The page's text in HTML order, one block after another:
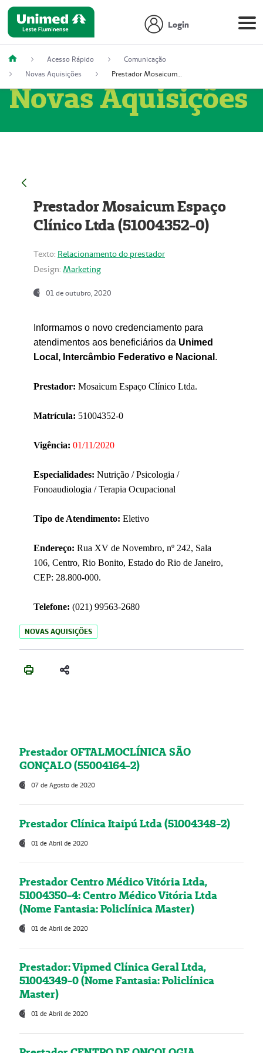
Login
Acesso Rápido
Comunicação
Novas Aquisições
Prestador Mosaicum Espaço Clínico Ltda (51004352-0)
Novas Aquisições
Prestador Mosaicum Espaço
Clínico Ltda (51004352-0)
Texto: Relacionamento do prestador
Design: Marketing
01 de outubro, 2020
Informamos o novo credenciamento para
atendimentos aos beneficiários da Unimed
Local, Intercâmbio Federativo e Nacional .
Prestador: Mosaicum Espaço Clínico Ltda.
Matrícula: 51004352-0
Vigência: 01/11/2020
Especialidades: Nutrição / Psicologia /
Fonoaudiologia / Terapia Ocupacional
Tipo de Atendimento: Eletivo
Endereço: Rua XV de Novembro, nº 242, Sala
106, Centro, Rio Bonito, Estado do Rio de Janeiro,
CEP: 28.800-000.
Telefone: (021) 99563-2680
NOVAS AQUISIÇÕES
Prestador OFTALMOCLÍNICA SÃO
GONÇALO (55004164-2)
07 de Agosto de 2020
Prestador Clínica Itaipú Ltda (51004348-2)
01 de Abril de 2020
Prestador Centro Médico Vitória Ltda,
51004350-4: Centro Médico Vitória Ltda
(Nome Fantasia: Policlínica Master)
01 de Abril de 2020
Prestador: Vipmed Clínica Geral Ltda,
51004349-0 (Nome Fantasia: Policlínica
Master)
01 de Abril de 2020